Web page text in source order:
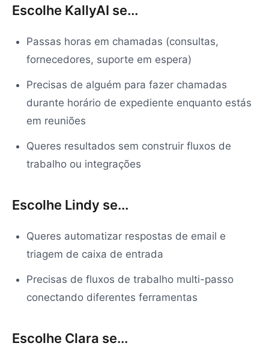
Escolhe KallyAI se...
Passas horas em chamadas (consultas,
fornecedores, suporte em espera)
Precisas de alguém para fazer chamadas
durante horário de expediente enquanto estás
em reuniões
Queres resultados sem construir fluxos de
trabalho ou integrações
Escolhe Lindy se...
Queres automatizar respostas de email e
triagem de caixa de entrada
Precisas de fluxos de trabalho multi-passo
conectando diferentes ferramentas
Escolhe Clara se...